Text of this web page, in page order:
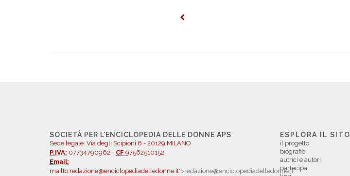
SOCIETÀ PER L'ENCICLOPEDIA DELLE DONNE APS
Sede legale: Via degli Scipioni 6 - 20129 MILANO
P.IVA: 07734790962 - CF 97562510152
Email:
mailto:redazione@enciclopediadelledonne.it">redazione@enciclopediadelledonne.it
ESPLORA IL SITO
il progetto
biografie
autrici e autori
partecipa